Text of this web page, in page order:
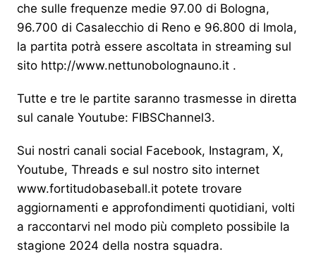
che sulle frequenze medie 97.00 di Bologna,
96.700 di Casalecchio di Reno e 96.800 di Imola,
la partita potrà essere ascoltata in streaming sul
sito http://www.nettunobolognauno.it .
Tutte e tre le partite saranno trasmesse in diretta
sul canale Youtube: FIBSChannel3.
Sui nostri canali social Facebook, Instagram, X,
Youtube, Threads e sul nostro sito internet
www.fortitudobaseball.it potete trovare
aggiornamenti e approfondimenti quotidiani, volti
a raccontarvi nel modo più completo possibile la
stagione 2024 della nostra squadra.